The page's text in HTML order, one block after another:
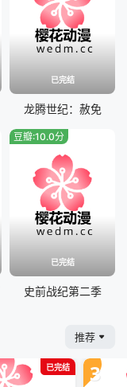
已完结
龙腾世纪：赦免
已完结
豆瓣:10.0分
史前战纪第二季
推荐
已完结 3